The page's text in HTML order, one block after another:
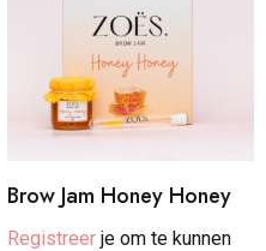
Brow Jam Honey Honey
Registreer je om te kunnen